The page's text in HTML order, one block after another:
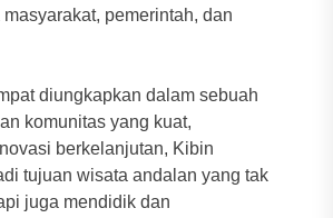
pemerintah, dan
diungkapkan dalam sebuah
komunitas yang kuat,
berkelanjutan, Kibin
tujuan wisata andalan yang tak
juga mendidik dan